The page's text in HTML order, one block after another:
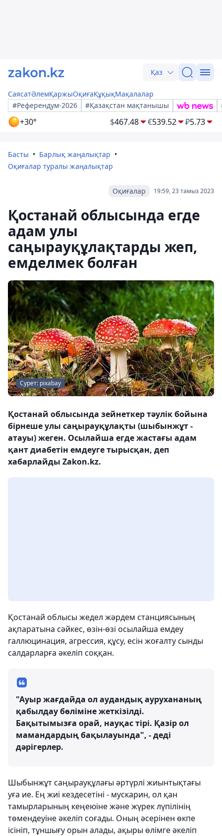
Қаз
СаясатӘлемҚаржыОқиғаҚұқықМақалалар
#Референдум-2026
#Қазақстан мақтанышы
+30° $467.48 €539.52 ₽5.73
Басты
Барлық жаңалықтар
Оқиғалар туралы жаңалықтар
19:59, 23 тамыз 2023
Оқиғалар
Қостанай облысында егде
адам улы
саңырауқұлақтарды жеп,
емделмек болған
Сурет: pixabay
Қостанай облысында зейнеткер тәулік бойына
бірнеше улы саңырауқұлақты (шыбынжұт -
атауы) жеген. Осылайша егде жастағы адам
қант диабетін емдеуге тырысқан, деп
хабарлайды Zakon.kz.
Қостанай облысы жедел жәрдем станциясының
ақпаратына сәйкес, өзін-өзі осылайша емдеу
галлюцинация, агрессия, құсу, есін жоғалту сынды
салдарларға әкеліп соққан.
"Ауыр жағдайда ол аудандық аурухананың
қабылдау бөліміне жеткізілді.
Бақытымызға орай, науқас тірі. Қазір ол
мамандардың бақылауында", - деді
дәрігерлер.
Шыбынжұт саңырауқұлағы әртүрлі жиынтықтағы
уға ие. Ең жиі кездесетіні - мускарин, ол қан
тамырларының кеңеюіне және жүрек лүпілінің
төмендеуіне әкеліп соғады. Оның әсерінен өкпе
ісініп, тұншығу орын алады, ақыры өлімге әкеліп